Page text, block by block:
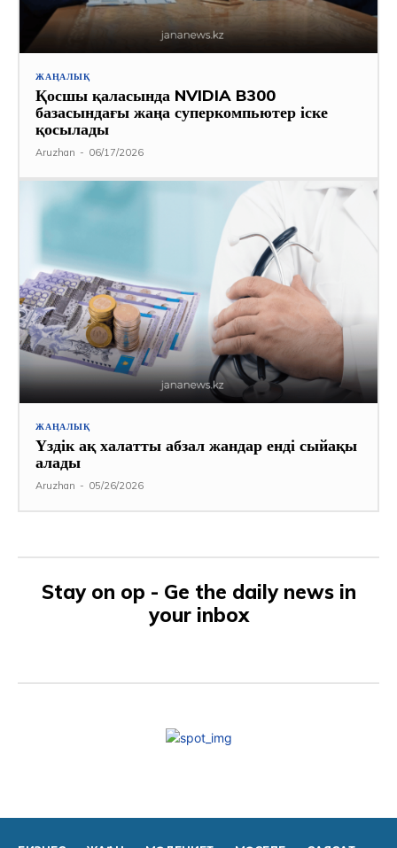
ЖАҢАЛЫҚ
Қосшы қаласында NVIDIA B300
базасындағы жаңа суперкомпьютер іске
қосылады
Aruzhan - 06/17/2026
ЖАҢАЛЫҚ
Үздік ақ халатты абзал жандар енді сыйақы
алады
Aruzhan - 05/26/2026
Stay on op - Ge the daily news in
your inbox